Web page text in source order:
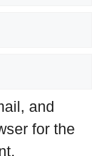
and
for the